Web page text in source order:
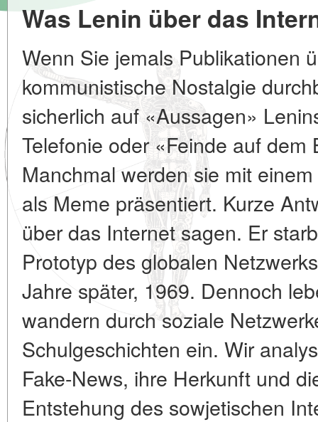
Was Lenin über das
Wenn Sie jemals Publikationen
kommunistische Nostalgie
sicherlich auf «Aussagen»
Telefonie oder «Feinde auf
Manchmal werden sie mit
als Meme präsentiert. Kurze
über das Internet sagen. Er
Prototyp des globalen
Jahre später, 1969. Dennoch
wandern durch soziale
Schulgeschichten ein. Wir
Fake-News, ihre Herkunft und
Entstehung des sowjetischen